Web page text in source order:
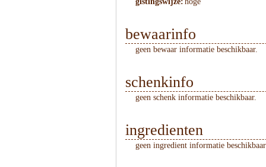
bewaarinfo
geen bewaar informatie beschikbaar.
schenkinfo
geen schenk informatie beschikbaar.
ingredienten
geen ingredient informatie